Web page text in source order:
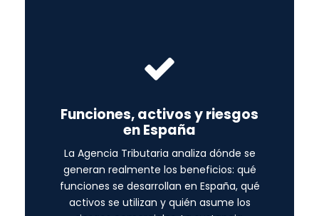
Funciones, activos y riesgos
en España
La Agencia Tributaria analiza dónde se
generan realmente los beneficios: qué
funciones se desarrollan en España, qué
activos se utilizan y quién asume los